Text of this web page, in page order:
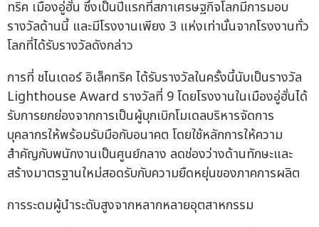
ทริค เมืองอู่ฮั่น ซึ่งเป็นปีแรกที่สภาเศรษฐกิจโลกมีการมอบ
รางวัลด้านนี้ และมีโรงงานเพียง 3 แห่งเท่านั้นจากโรงงานทั่ว
โลกที่ได้รับรางวัลดังกล่าว
การที่ ชไนเดอร์ อิเล็คทริค ได้รับรางวัลในครั้งนี้นับเป็นรางวัล
Lighthouse Award รางวัลที่ 9 โดยโรงงานในเมืองอู่ฮั่นได้
รับการยกย่องจากการเป็นผู้บุกเบิกโมเดลบริหารจัดการ
บุคลากรให้พร้อมรับมือกับอนาคต โดยใช้หลักการให้ความ
สำคัญกับพนักงานเป็นศูนย์กลาง ลดช่องว่างด้านทักษะและ
สร้างมาตรฐานใหม่สอดรับกับความยืดหยุ่นของภาคการผลิต
การระดมผู้นำระดับสูงจากหลากหลายอุตสาหกรรม